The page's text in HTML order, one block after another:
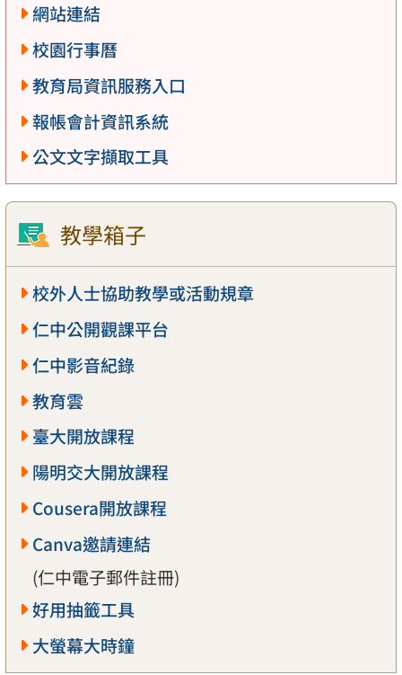
網站連結
校園行事曆
教育局資訊服務入口
報帳會計資訊系統
公文文字擷取工具
教學箱子
校外人士協助教學或活動規章
仁中公開觀課平台
仁中影音紀錄
教育雲
臺大開放課程
陽明交大開放課程
Cousera開放課程
Canva邀請連結
(仁中電子郵件註冊)
好用抽籤工具
大螢幕大時鐘